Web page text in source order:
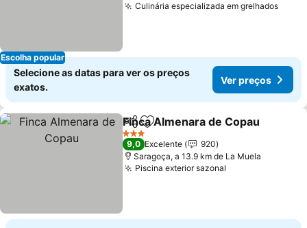
Escolha popular
Culinária especializada em grelhadosVer
Selecione as datas para ver os preços
exatos.
Ver preços
PartilharAdicionar aos favoritos
Finca Almenara de Copau
3 Estrelas
9,0 Excelente
920
Saragoça, a 13.9 km de La Muela
Piscina exterior sazonal